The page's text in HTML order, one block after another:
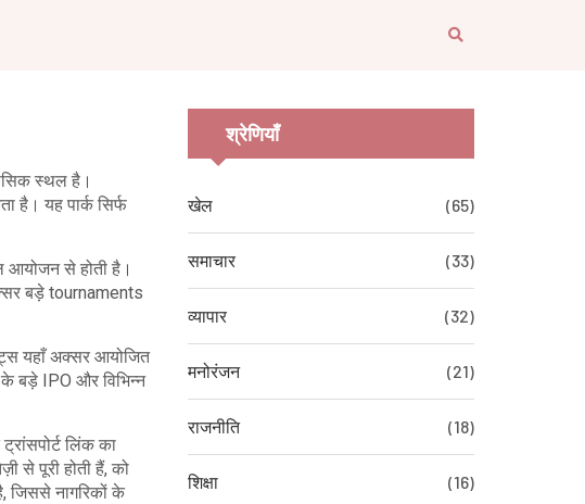
स्थल है।
है। यह पार्क सिर्फ
आयोजनसे होती है।
बड़े tournaments
यहाँ अक्सर आयोजित
बड़े IPO और विभिन्न
लिंक का
से पूरी होती हैं, को
जिससे नागरिकों के
श्रेणियाँ
खेल (65)
समाचार (33)
व्यापार (32)
मनोरंजन (21)
राजनीति (18)
शिक्षा (16)